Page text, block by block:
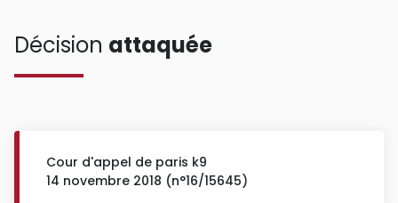
Décision attaquée
Cour d'appel de paris k9
14 novembre 2018 (n°16/15645)